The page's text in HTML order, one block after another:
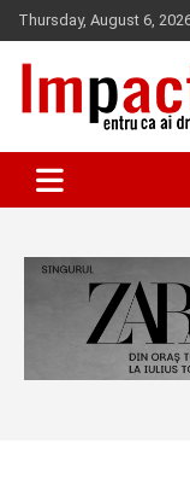
Skip
to
content
Thursday, August 6,